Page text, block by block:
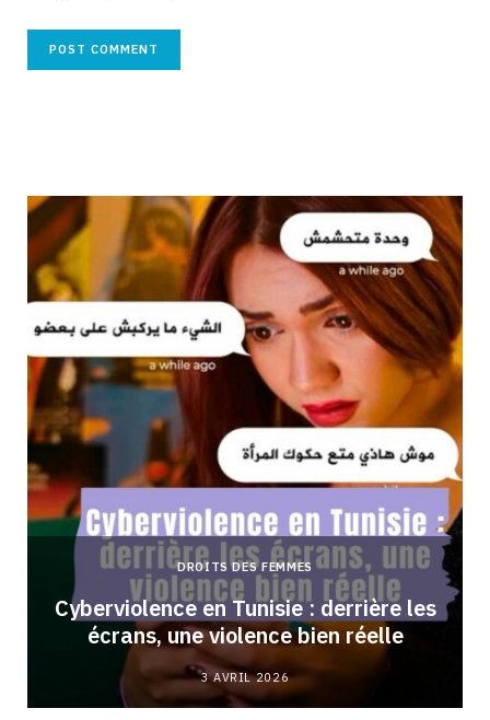
DROITS DES FEMMES
Cyberviolence en Tunisie : derrière les
écrans, une violence bien réelle
3 AVRIL 2026